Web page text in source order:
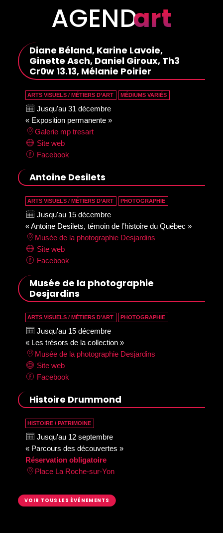
AGENDart
Diane Béland, Karine Lavoie,
Ginette Asch, Daniel Giroux, Th3
Cr0w 13.13, Mélanie Poirier
ARTS VISUELS / MÉTIERS D’ART MÉDIUMS VARIÉS
Jusqu'au 31 décembre
« Exposition permanente »
Galerie mp tresart
Site web
Facebook
Antoine Desilets
ARTS VISUELS / MÉTIERS D’ART PHOTOGRAPHIE
Jusqu'au 15 décembre
« Antoine Desilets, témoin de l’histoire du Québec »
Musée de la photographie Desjardins
Site web
Facebook
Musée de la photographie
Desjardins
ARTS VISUELS / MÉTIERS D’ART PHOTOGRAPHIE
Jusqu'au 15 décembre
« Les trésors de la collection »
Musée de la photographie Desjardins
Site web
Facebook
Histoire Drummond
HISTOIRE / PATRIMOINE
Jusqu'au 12 septembre
« Parcours des découvertes »
Réservation obligatoire
Place La Roche-sur-Yon
VOIR TOUS LES ÉVÉNEMENTS